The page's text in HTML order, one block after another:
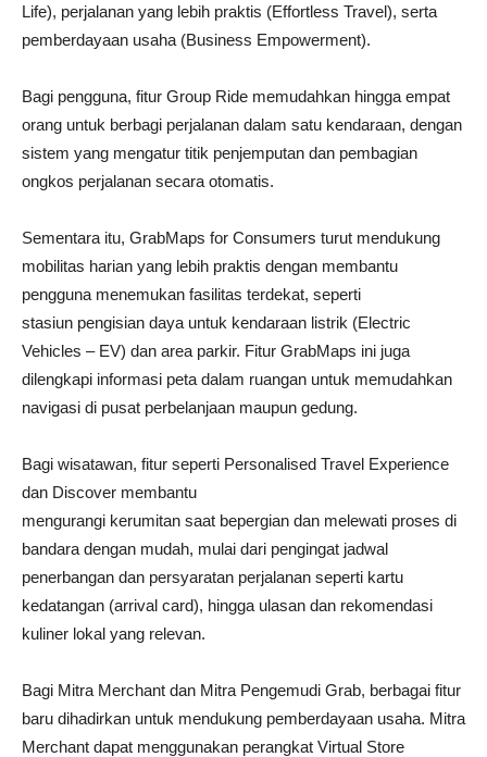
Life), perjalanan yang lebih praktis (Effortless Travel), serta
pemberdayaan usaha (Business Empowerment).
Bagi pengguna, fitur Group Ride memudahkan hingga empat
orang untuk berbagi perjalanan dalam satu kendaraan, dengan
sistem yang mengatur titik penjemputan dan pembagian
ongkos perjalanan secara otomatis.
Sementara itu, GrabMaps for Consumers turut mendukung
mobilitas harian yang lebih praktis dengan membantu
pengguna menemukan fasilitas terdekat, seperti
stasiun pengisian daya untuk kendaraan listrik (Electric
Vehicles – EV) dan area parkir. Fitur GrabMaps ini juga
dilengkapi informasi peta dalam ruangan untuk memudahkan
navigasi di pusat perbelanjaan maupun gedung.
Bagi wisatawan, fitur seperti Personalised Travel Experience
dan Discover membantu
mengurangi kerumitan saat bepergian dan melewati proses di
bandara dengan mudah, mulai dari pengingat jadwal
penerbangan dan persyaratan perjalanan seperti kartu
kedatangan (arrival card), hingga ulasan dan rekomendasi
kuliner lokal yang relevan.
Bagi Mitra Merchant dan Mitra Pengemudi Grab, berbagai fitur
baru dihadirkan untuk mendukung pemberdayaan usaha. Mitra
Merchant dapat menggunakan perangkat Virtual Store